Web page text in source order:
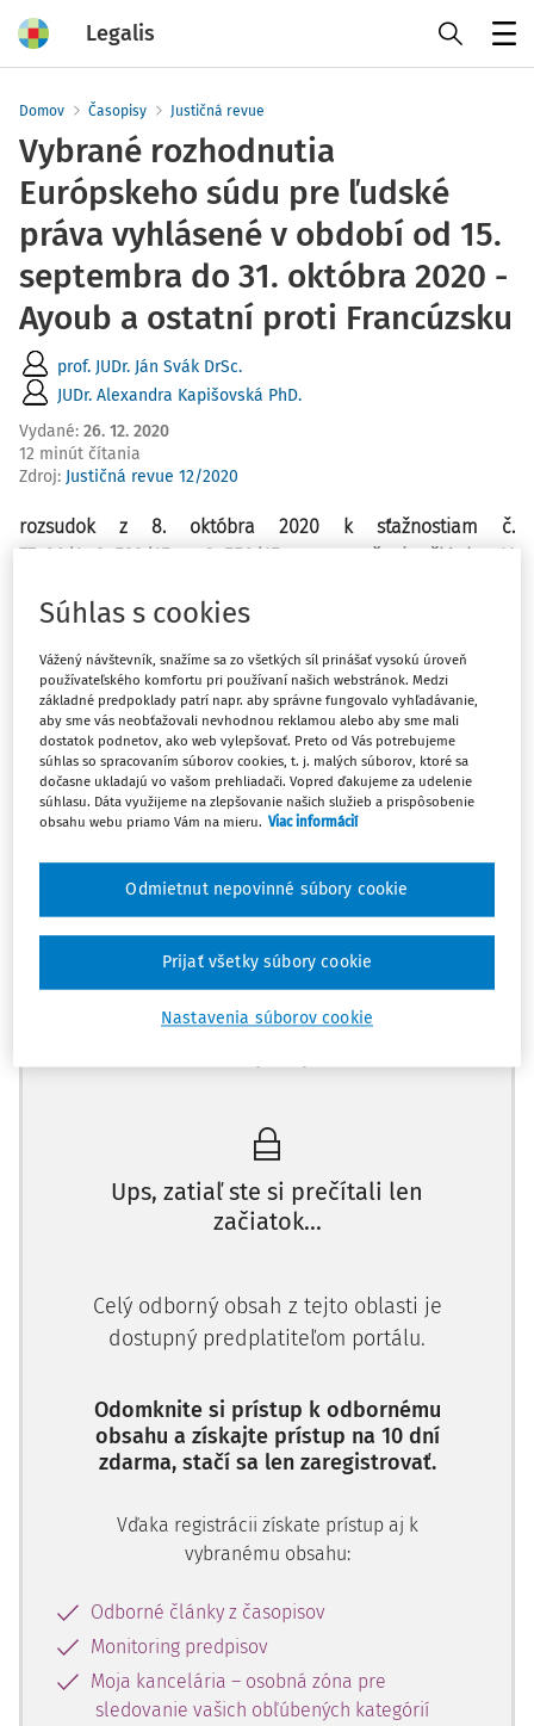
Legalis
Domov Časopisy Justičná revue
Vybrané rozhodnutia
Európskeho súdu pre ľudské
práva vyhlásené v období od 15.
septembra do 31. októbra 2020 -
Ayoub a ostatní proti Francúzsku
prof. JUDr. Ján Svák DrSc.
JUDr. Alexandra Kapišovská PhD.
Vydané: 26. 12. 2020
12 minút čítania
Zdroj: Justičná revue 12/2020
rozsudok z 8. októbra 2020 k sťažnostiam č.
77400/14,34532/15 a 34550/15 pre porušenie článku 11
kontexte administratívneho zrušenia troch krajne
Sťažovateľmi sú Serge Ayoub (sťažnosť č. 77400/14),
francúzsky štátny príslušník, ktorý sa narodil v roku 1964 a
žije v Soissons vo Francúzsku, bol lídrom združenia
Troisiéme Voie (Tretia cesta) a jeho poriadkovej služby
Revolučnej nacionalistickej mládeže (JNR) pred ich
34532/15), francúzsky štátny príslušník, ktorý sa narodil v
roku 1965 a žije v Paríži; a združenie Jeunesses
nationalistes (Mladí nacionalisti) a jeho prezident
Alexandre Gabriac (sťažnosť č. 34550/15), francúzsky štátny
príslušník, ktorý sa narodil v roku 1990 a žije v Meylan.
Združenia boli zrušené v júli 2013 po smrti C. M., študenta
protifašistického hnutia, v bitke so skinhedmi dňa 5. júna
2013. Proti niekoľkým osobám sa formálne začalo
vyšetrovanie, v ktorom sa zistilo, že po bitke sa tieto osoby
stretli v bare Le Local, ktorý prevádzkoval sťažovateľ
Dňa 14. septembra 2018 parížsky Porotný súd (Cour
d'Assize) odsúdil dvoch bývalých členov a/alebo
Ups, zatiaľ ste si prečítali len
začiatok...
Celý odborný obsah z tejto oblasti je
dostupný predplatiteľom portálu.
Odomknite si prístup k odbornému
obsahu a získajte prístup na 10 dní
zdarma, stačí sa len zaregistrovať.
Vďaka registrácii získate prístup aj k
vybranému obsahu:
Odborné články z časopisov
Monitoring predpisov
Moja kancelária – osobná zóna pre
sledovanie vašich obľúbených kategórií
Súhlas s cookies
Vážený návštevník, snažíme sa zo všetkých síl prinášať vysokú úroveň
používateľského komfortu pri používaní našich webstránok. Medzi
základné predpoklady patrí napr. aby správne fungovalo vyhľadávanie,
aby sme vás neobťažovali nevhodnou reklamou alebo aby sme mali
dostatok podnetov, ako web vylepšovať. Preto od Vás potrebujeme
súhlas so spracovaním súborov cookies, t. j. malých súborov, ktoré sa
dočasne ukladajú vo vašom prehliadači. Vopred ďakujeme za udelenie
súhlasu. Dáta využijeme na zlepšovanie našich služieb a prispôsobenie
obsahu webu priamo Vám na mieru. Viac informácií
Nastavenia súborov cookie
Odmietnut nepovinné súbory cookie
Prijať všetky súbory cookie